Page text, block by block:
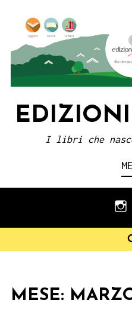
content
I libri che
MESE: